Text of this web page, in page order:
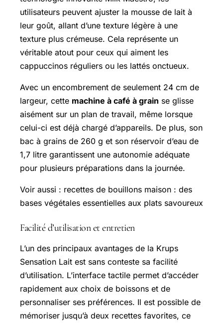
utilisateurs peuvent ajuster la mousse de lait à
leur goût, allant d’une texture légère à une
texture plus crémeuse. Cela représente un
véritable atout pour ceux qui aiment les
cappuccinos réguliers ou les lattés onctueux.
Avec un encombrement de seulement 24 cm de
largeur, cette machine à café à grain se glisse
aisément sur un plan de travail, même lorsque
celui-ci est déjà chargé d’appareils. De plus, son
bac à grains de 260 g et son réservoir d’eau de
1,7 litre garantissent une autonomie adéquate
pour plusieurs préparations dans la journée.
Voir aussi : recettes de bouillons maison : des
bases végétales essentielles aux plats savoureux
Facilité d’utilisation et entretien
L’un des principaux avantages de la Krups
Sensation Lait est sans conteste sa facilité
d’utilisation. L’interface tactile permet d’accéder
rapidement aux choix de boissons et de
personnaliser ses préférences. Il est possible de
mémoriser jusqu’à deux recettes favorites, ce